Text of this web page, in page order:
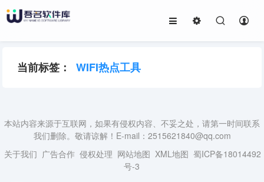
当前标签： WIFI热点工具
本站内容来源于互联网，如果有侵权内容、不妥之处，请第一时间联系
我们删除。敬请谅解！E-mail：2515621840@qq.com
关于我们 广告合作 侵权处理 网站地图 XML地图 蜀ICP备18014492
号-3